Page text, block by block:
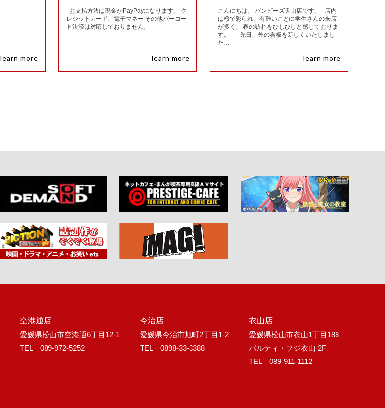
learn more
お支払方法は現金かPayPayになります。 ク
レジットカード、電子マネー その他バーコー
ド決済は対応しておりません。
learn more
こんにちは。 バンビーズ天山店です。 店内
は桜で彩られ、有難いことに学生さんの来店
が多く、 春の訪れをひしひしと感じておりま
す。 先日、外の看板を新しくいたしまし
た…
learn more
空港通店
愛媛県松山市空港通6丁目12-1
TEL 089-972-5252
今治店
愛媛県今治市旭町2丁目1-2
TEL 0898-33-3388
衣山店
愛媛県松山市衣山1丁目188
パルティ・フジ衣山 2F
TEL 089-911-1112